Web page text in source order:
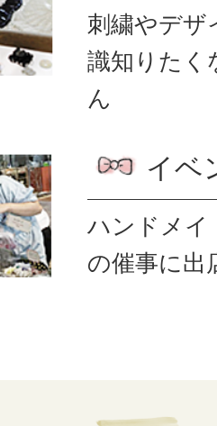
刺繍やデザ
識知りたく
ん
イベ
ハンドメイ
の催事に出